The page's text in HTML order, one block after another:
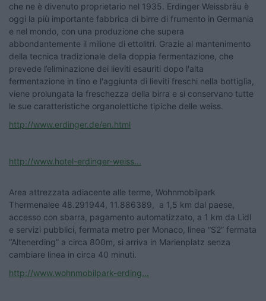
che ne è divenuto proprietario nel 1935. Erdinger Weissbräu è
oggi la più importante fabbrica di birre di frumento in Germania
e nel mondo, con una produzione che supera
abbondantemente il milione di ettolitri. Grazie al mantenimento
della tecnica tradizionale della doppia fermentazione, che
prevede l’eliminazione dei lieviti esauriti dopo l'alta
fermentazione in tino e l'aggiunta di lieviti freschi nella bottiglia,
viene prolungata la freschezza della birra e si conservano tutte
le sue caratteristiche organolettiche tipiche delle weiss.
http://www.erdinger.de/en.html
http://www.hotel-erdinger-weiss...
Area attrezzata adiacente alle terme, Wohnmobilpark
Thermenalee 48.291944, 11.886389, a 1,5 km dal paese,
accesso con sbarra, pagamento automatizzato, a 1 km da Lidl
e servizi pubblici, fermata metro per Monaco, linea “S2” fermata
“Altenerding” a circa 800m, si arriva in Marienplatz senza
cambiare linea in circa 40 minuti.
http://www.wohnmobilpark-erding...